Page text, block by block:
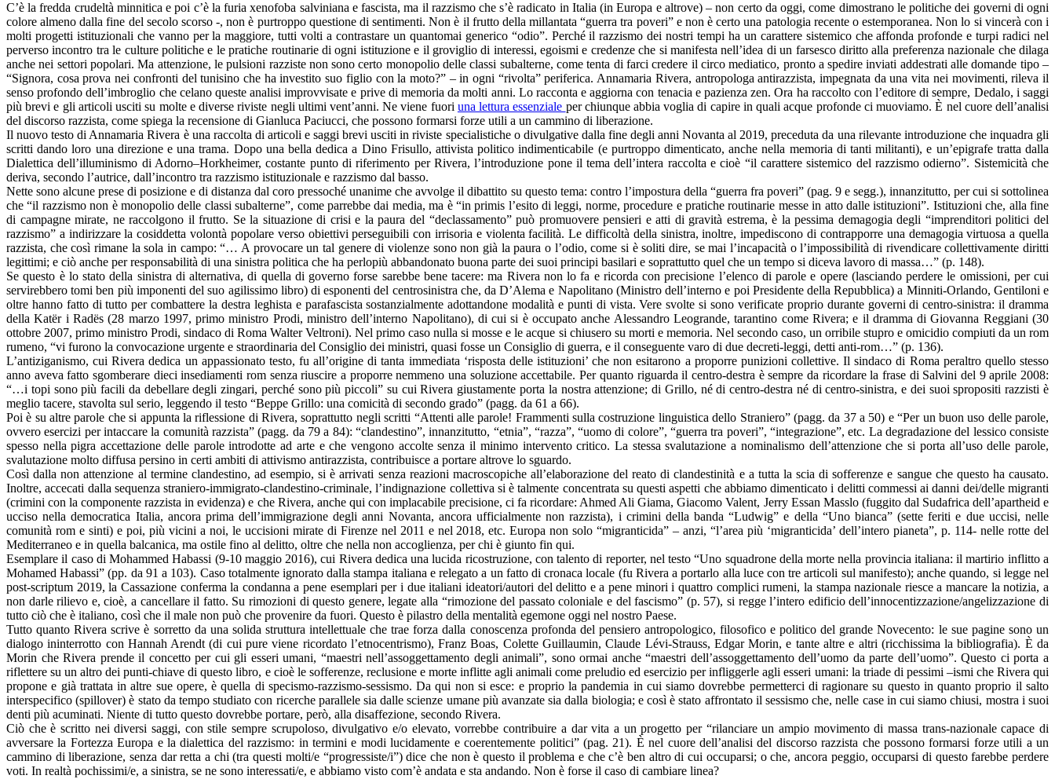
C’è la fredda crudeltà minnitica e poi c’è la furia xenofoba salviniana e fascista, ma il razzismo che s’è radicato in Italia (in Europa e altrove) – non certo da oggi, come dimostrano le politiche dei governi di ogni
colore almeno dalla fine del secolo scorso -, non è purtroppo questione di sentimenti. Non è il frutto della millantata “guerra tra poveri” e non è certo una patologia recente o estemporanea. Non lo si vincerà con i
molti progetti istituzionali che vanno per la maggiore, tutti volti a contrastare un quantomai generico “odio”. Perché il razzismo dei nostri tempi ha un carattere sistemico che affonda profonde e turpi radici nel
perverso incontro tra le culture politiche e le pratiche routinarie di ogni istituzione e il groviglio di interessi, egoismi e credenze che si manifesta nell’idea di un farsesco diritto alla preferenza nazionale che dilaga
anche nei settori popolari. Ma attenzione, le pulsioni razziste non sono certo monopolio delle classi subalterne, come tenta di farci credere il circo mediatico, pronto a spedire inviati addestrati alle domande tipo –
“Signora, cosa prova nei confronti del tunisino che ha investito suo figlio con la moto?” – in ogni “rivolta” periferica. Annamaria Rivera, antropologa antirazzista, impegnata da una vita nei movimenti, rileva il
senso profondo dell’imbroglio che celano queste analisi improvvisate e prive di memoria da molti anni. Lo racconta e aggiorna con tenacia e pazienza zen. Ora ha raccolto con l’editore di sempre, Dedalo, i saggi
più brevi e gli articoli usciti su molte e diverse riviste negli ultimi vent’anni. Ne viene fuori una lettura essenziale per chiunque abbia voglia di capire in quali acque profonde ci muoviamo. È nel cuore dell’analisi
del discorso razzista, come spiega la recensione di Gianluca Paciucci, che possono formarsi forze utili a un cammino di liberazione.
Il nuovo testo di Annamaria Rivera è una raccolta di articoli e saggi brevi usciti in riviste specialistiche o divulgative dalla fine degli anni Novanta al 2019, preceduta da una rilevante introduzione che inquadra gli
scritti dando loro una direzione e una trama. Dopo una bella dedica a Dino Frisullo, attivista politico indimenticabile (e purtroppo dimenticato, anche nella memoria di tanti militanti), e un’epigrafe tratta dalla
Dialettica dell’illuminismo di Adorno–Horkheimer, costante punto di riferimento per Rivera, l’introduzione pone il tema dell’intera raccolta e cioè “il carattere sistemico del razzismo odierno”. Sistemicità che
deriva, secondo l’autrice, dall’incontro tra razzismo istituzionale e razzismo dal basso.
Nette sono alcune prese di posizione e di distanza dal coro pressoché unanime che avvolge il dibattito su questo tema: contro l’impostura della “guerra fra poveri” (pag. 9 e segg.), innanzitutto, per cui si sottolinea
che “il razzismo non è monopolio delle classi subalterne”, come parrebbe dai media, ma è “in primis l’esito di leggi, norme, procedure e pratiche routinarie messe in atto dalle istituzioni”. Istituzioni che, alla fine
di campagne mirate, ne raccolgono il frutto. Se la situazione di crisi e la paura del “declassamento” può promuovere pensieri e atti di gravità estrema, è la pessima demagogia degli “imprenditori politici del
razzismo” a indirizzare la cosiddetta volontà popolare verso obiettivi perseguibili con irrisoria e violenta facilità. Le difficoltà della sinistra, inoltre, impediscono di contrapporre una demagogia virtuosa a quella
razzista, che così rimane la sola in campo: “… A provocare un tal genere di violenze sono non già la paura o l’odio, come si è soliti dire, se mai l’incapacità o l’impossibilità di rivendicare collettivamente diritti
legittimi; e ciò anche per responsabilità di una sinistra politica che ha perlopiù abbandonato buona parte dei suoi principi basilari e soprattutto quel che un tempo si diceva lavoro di massa…” (p. 148).
Se questo è lo stato della sinistra di alternativa, di quella di governo forse sarebbe bene tacere: ma Rivera non lo fa e ricorda con precisione l’elenco di parole e opere (lasciando perdere le omissioni, per cui
servirebbero tomi ben più imponenti del suo agilissimo libro) di esponenti del centrosinistra che, da D’Alema e Napolitano (Ministro dell’interno e poi Presidente della Repubblica) a Minniti-Orlando, Gentiloni e
oltre hanno fatto di tutto per combattere la destra leghista e parafascista sostanzialmente adottandone modalità e punti di vista. Vere svolte si sono verificate proprio durante governi di centro-sinistra: il dramma
della Katër i Radës (28 marzo 1997, primo ministro Prodi, ministro dell’interno Napolitano), di cui si è occupato anche Alessandro Leogrande, tarantino come Rivera; e il dramma di Giovanna Reggiani (30
ottobre 2007, primo ministro Prodi, sindaco di Roma Walter Veltroni). Nel primo caso nulla si mosse e le acque si chiusero su morti e memoria. Nel secondo caso, un orribile stupro e omicidio compiuti da un rom
rumeno, “vi furono la convocazione urgente e straordinaria del Consiglio dei ministri, quasi fosse un Consiglio di guerra, e il conseguente varo di due decreti-leggi, detti anti-rom…” (p. 136).
L’antiziganismo, cui Rivera dedica un appassionato testo, fu all’origine di tanta immediata ‘risposta delle istituzioni’ che non esitarono a proporre punizioni collettive. Il sindaco di Roma peraltro quello stesso
anno aveva fatto sgomberare dieci insediamenti rom senza riuscire a proporre nemmeno una soluzione accettabile. Per quanto riguarda il centro-destra è sempre da ricordare la frase di Salvini del 9 aprile 2008:
“…i topi sono più facili da debellare degli zingari, perché sono più piccoli” su cui Rivera giustamente porta la nostra attenzione; di Grillo, né di centro-destra né di centro-sinistra, e dei suoi spropositi razzisti è
meglio tacere, stavolta sul serio, leggendo il testo “Beppe Grillo: una comicità di secondo grado” (pagg. da 61 a 66).
Poi è su altre parole che si appunta la riflessione di Rivera, soprattutto negli scritti “Attenti alle parole! Frammenti sulla costruzione linguistica dello Straniero” (pagg. da 37 a 50) e “Per un buon uso delle parole,
ovvero esercizi per intaccare la comunità razzista” (pagg. da 79 a 84): “clandestino”, innanzitutto, “etnia”, “razza”, “uomo di colore”, “guerra tra poveri”, “integrazione”, etc. La degradazione del lessico consiste
spesso nella pigra accettazione delle parole introdotte ad arte e che vengono accolte senza il minimo intervento critico. La stessa svalutazione a nominalismo dell’attenzione che si porta all’uso delle parole,
svalutazione molto diffusa persino in certi ambiti di attivismo antirazzista, contribuisce a portare altrove lo sguardo.
Così dalla non attenzione al termine clandestino, ad esempio, si è arrivati senza reazioni macroscopiche all’elaborazione del reato di clandestinità e a tutta la scia di sofferenze e sangue che questo ha causato.
Inoltre, accecati dalla sequenza straniero-immigrato-clandestino-criminale, l’indignazione collettiva si è talmente concentrata su questi aspetti che abbiamo dimenticato i delitti commessi ai danni dei/delle migranti
(crimini con la componente razzista in evidenza) e che Rivera, anche qui con implacabile precisione, ci fa ricordare: Ahmed Ali Giama, Giacomo Valent, Jerry Essan Masslo (fuggito dal Sudafrica dell’apartheid e
ucciso nella democratica Italia, ancora prima dell’immigrazione degli anni Novanta, ancora ufficialmente non razzista), i crimini della banda “Ludwig” e della “Uno bianca” (sette feriti e due uccisi, nelle
comunità rom e sinti) e poi, più vicini a noi, le uccisioni mirate di Firenze nel 2011 e nel 2018, etc. Europa non solo “migranticida” – anzi, “l’area più ‘migranticida’ dell’intero pianeta”, p. 114- nelle rotte del
Mediterraneo e in quella balcanica, ma ostile fino al delitto, oltre che nella non accoglienza, per chi è giunto fin qui.
Esemplare il caso di Mohammed Habassi (9-10 maggio 2016), cui Rivera dedica una lucida ricostruzione, con talento di reporter, nel testo “Uno squadrone della morte nella provincia italiana: il martirio inflitto a
Mohamed Habassi” (pp. da 91 a 103). Caso totalmente ignorato dalla stampa italiana e relegato a un fatto di cronaca locale (fu Rivera a portarlo alla luce con tre articoli sul manifesto); anche quando, si legge nel
post-scriptum 2019, la Cassazione conferma la condanna a pene esemplari per i due italiani ideatori/autori del delitto e a pene minori i quattro complici rumeni, la stampa nazionale riesce a mancare la notizia, a
non darle rilievo e, cioè, a cancellare il fatto. Su rimozioni di questo genere, legate alla “rimozione del passato coloniale e del fascismo” (p. 57), si regge l’intero edificio dell’innocentizzazione/angelizzazione di
tutto ciò che è italiano, così che il male non può che provenire da fuori. Questo è pilastro della mentalità egemone oggi nel nostro Paese.
Tutto quanto Rivera scrive è sorretto da una solida struttura intellettuale che trae forza dalla conoscenza profonda del pensiero antropologico, filosofico e politico del grande Novecento: le sue pagine sono un
dialogo ininterrotto con Hannah Arendt (di cui pure viene ricordato l’etnocentrismo), Franz Boas, Colette Guillaumin, Claude Lévi-Strauss, Edgar Morin, e tante altre e altri (ricchissima la bibliografia). È da
Morin che Rivera prende il concetto per cui gli esseri umani, “maestri nell’assoggettamento degli animali”, sono ormai anche “maestri dell’assoggettamento dell’uomo da parte dell’uomo”. Questo ci porta a
riflettere su un altro dei punti-chiave di questo libro, e cioè le sofferenze, reclusione e morte inflitte agli animali come preludio ed esercizio per infliggerle agli esseri umani: la triade di pessimi –ismi che Rivera qui
propone e già trattata in altre sue opere, è quella di specismo-razzismo-sessismo. Da qui non si esce: e proprio la pandemia in cui siamo dovrebbe permetterci di ragionare su questo in quanto proprio il salto
interspecifico (spillover) è stato da tempo studiato con ricerche parallele sia dalle scienze umane più avanzate sia dalla biologia; e così è stato affrontato il sessismo che, nelle case in cui siamo chiusi, mostra i suoi
denti più acuminati. Niente di tutto questo dovrebbe portare, però, alla disaffezione, secondo Rivera.
Ciò che è scritto nei diversi saggi, con stile sempre scrupoloso, divulgativo e/o elevato, vorrebbe contribuire a dar vita a un progetto per “rilanciare un ampio movimento di massa trans-nazionale capace di
avversare la Fortezza Europa e la dialettica del razzismo: in termini e modi lucidamente e coerentemente politici” (pag. 21). È nel cuore dell’analisi del discorso razzista che possono formarsi forze utili a un
cammino di liberazione, senza dar retta a chi (tra questi molti/e “progressiste/i”) dice che non è questo il problema e che c’è ben altro di cui occuparsi; o che, ancora peggio, occuparsi di questo farebbe perdere
voti. In realtà pochissimi/e, a sinistra, se ne sono interessati/e, e abbiamo visto com’è andata e sta andando. Non è forse il caso di cambiare linea?